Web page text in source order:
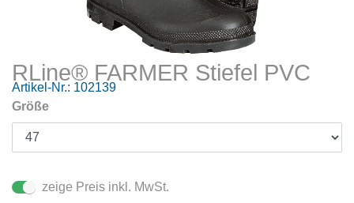
RLine® FARMER Stiefel PVC
Artikel-Nr.: 102139
Größe
zeige Preis inkl. MwSt.